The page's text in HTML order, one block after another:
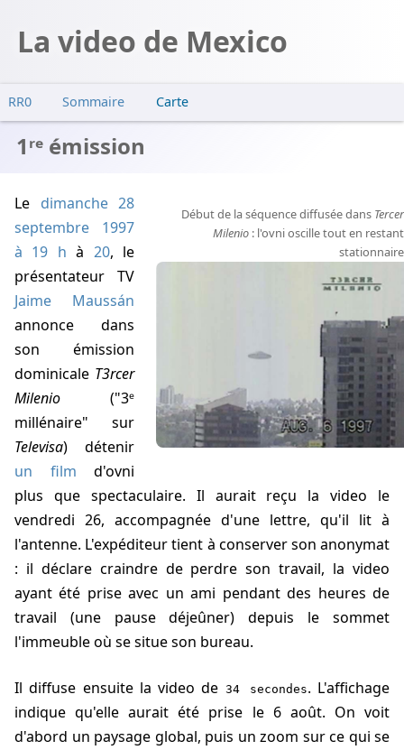
La video de Mexico
RR0 Sommaire
1ʳᵉ émission
2ᵉ émission
Carte
1ʳᵉ émission
Début de la séquence diffusée dans Tercer
Milenio : l'ovni oscille tout en restant
stationnaire
Le dimanche 28
septembre 1997
à 19 h à 20, le
présentateur TV
Jaime Maussán
annonce dans
son émission
dominicale T3rcer
Milenio ("3ᵉ
millénaire" sur
Televisa) détenir
un film d'ovni
plus que spectaculaire. Il aurait reçu la video le
vendredi 26, accompagnée d'une lettre, qu'il lit à
l'antenne. L'expéditeur tient à conserver son anonymat
: il déclare craindre de perdre son travail, la video
ayant été prise avec un ami pendant des heures de
travail (une pause déjeûner) depuis le sommet
l'immeuble où se situe son bureau.
Il diffuse ensuite la video de 34 secondes. L'affichage
indique qu'elle aurait été prise le 6 août. On voit
d'abord un paysage global, puis un zoom sur ce qui se